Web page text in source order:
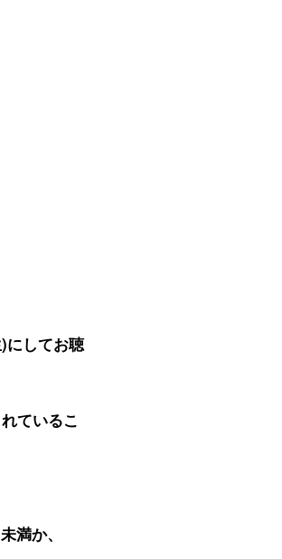
にしてお聴
ているこ
満か、